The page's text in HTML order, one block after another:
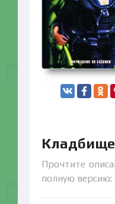
Прочтите
полную версию: